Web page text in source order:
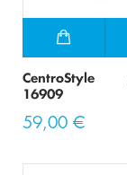
CentroStyle
16909
59,00 €